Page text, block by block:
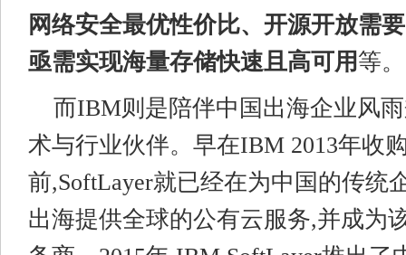
网络安全最优性价比、开源开放需
亟需实现海量存储快速且高可用等。
而IBM则是陪伴中国出海企业风
术与行业伙伴。早在IBM 2013年收
前,SoftLayer就已经在为中国的传统
出海提供全球的公有云服务,并成为